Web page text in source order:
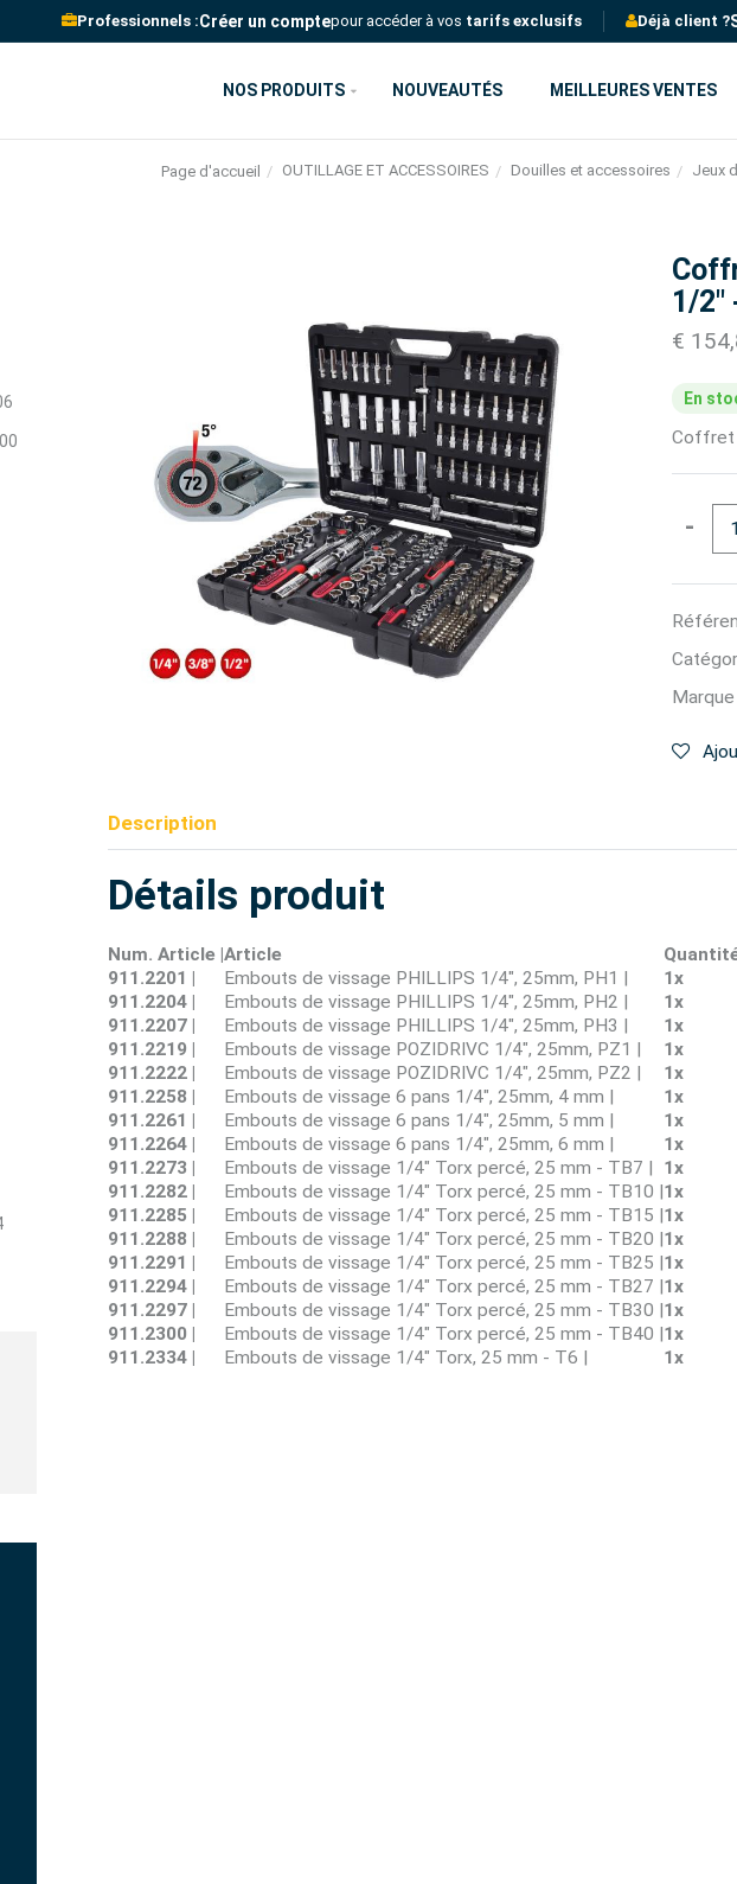
Professionnels :Créer un comptepour accéder à vos tarifs exclusifs Déjà client ?
NOS PRODUITS NOUVEAUTÉS MEILLEURES VENTES
Page d'accueil OUTILLAGE ET ACCESSOIRES Douilles et accessoires Jeux
1/2"
€
En
Coffret
-
Marque
Description
Détails produit
Num. Article |Article
911.2201 |
Embouts de vissage PHILLIPS 1/4", 25mm, PH1 |
1x
911.2204 |
Embouts de vissage PHILLIPS 1/4", 25mm, PH2 |
1x
911.2207 |
Embouts de vissage PHILLIPS 1/4", 25mm, PH3 |
1x
911.2219 |
Embouts de vissage POZIDRIVC 1/4", 25mm, PZ1 |
1x
911.2222 |
Embouts de vissage POZIDRIVC 1/4", 25mm, PZ2 |
1x
911.2258 |
Embouts de vissage 6 pans 1/4", 25mm, 4 mm |
1x
911.2261 |
Embouts de vissage 6 pans 1/4", 25mm, 5 mm |
1x
911.2264 |
Embouts de vissage 6 pans 1/4", 25mm, 6 mm |
1x
911.2273 |
Embouts de vissage 1/4" Torx percé, 25 mm - TB7 |
1x
911.2282 |
Embouts de vissage 1/4" Torx percé, 25 mm - TB10 |1x
911.2285 |
Embouts de vissage 1/4" Torx percé, 25 mm - TB15 |1x
911.2288 |
Embouts de vissage 1/4" Torx percé, 25 mm - TB20 |1x
911.2291 |
Embouts de vissage 1/4" Torx percé, 25 mm - TB25 |1x
911.2294 |
Embouts de vissage 1/4" Torx percé, 25 mm - TB27 |1x
911.2297 |
Embouts de vissage 1/4" Torx percé, 25 mm - TB30 |1x
911.2300 |
Embouts de vissage 1/4" Torx percé, 25 mm - TB40 |1x
911.2334 |
Embouts de vissage 1/4" Torx, 25 mm - T6 | 1x